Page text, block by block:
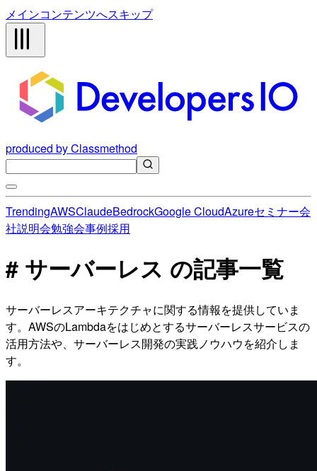
メインコンテンツへスキップ
produced by Classmethod
TrendingAWSClaudeBedrockGoogle CloudAzureセミナー会
社説明会勉強会事例採用
# サーバーレス の記事一覧
サーバーレスアーキテクチャに関する情報を提供していま
す。AWSのLambdaをはじめとするサーバーレスサービスの
活用方法や、サーバーレス開発の実践ノウハウを紹介しま
す。